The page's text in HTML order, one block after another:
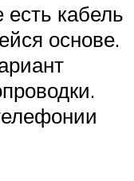
кабель
основе.